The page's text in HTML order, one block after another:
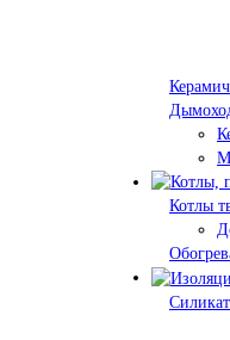
Котлы